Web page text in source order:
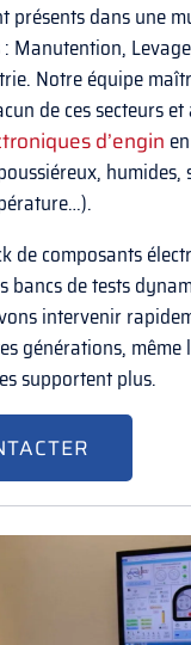
présents dans une
Manutention,
Notre équipe
de ces secteurs
d’engin
humides,
de composants
bancs de tests
intervenir
générations, même
supportent plus.